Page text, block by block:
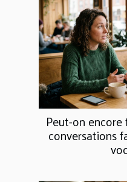
Peut-on
conversations